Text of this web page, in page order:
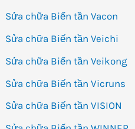
Sửa chữa Biến tần Vacon
Sửa chữa Biến tần Veichi
Sửa chữa Biến tần Veikong
Sửa chữa Biến tần Vicruns
Sửa chữa Biến tần VISION